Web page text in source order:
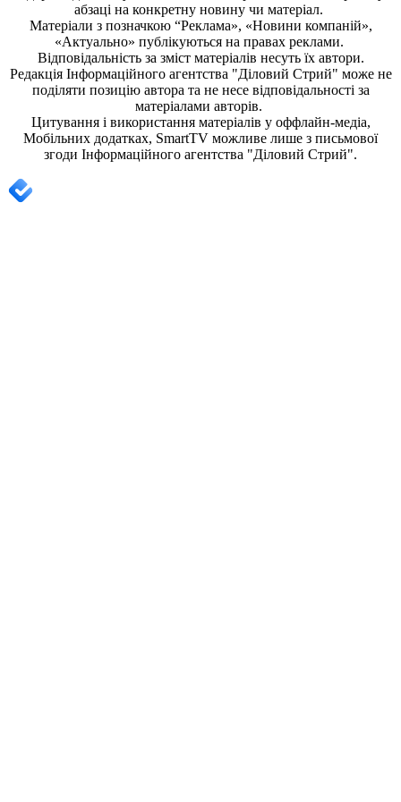
абзаці на конкретну новину чи матеріал.
Матеріали з позначкою “Реклама», «Новини компаній»,
«Актуально» публікуються на правах реклами.
Відповідальність за зміст матеріалів несуть їх автори.
Редакція Інформаційного агентства "Діловий Стрий" може не
поділяти позицію автора та не несе відповідальності за
матеріалами авторів.
Цитування і використання матеріалів у оффлайн-медіа,
Мобільних додатках, SmartTV можливе лише з письмової
згоди Інформаційного агентства "Діловий Стрий".